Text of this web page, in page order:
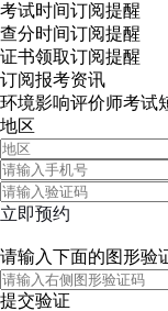
考试时间订阅提醒
查分时间订阅提醒
证书领取订阅提醒
订阅报考资讯
环境影响评价师考试
地区
立即预约
请输入下面的图形验
提交验证